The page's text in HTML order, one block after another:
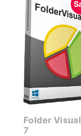
Folder
7